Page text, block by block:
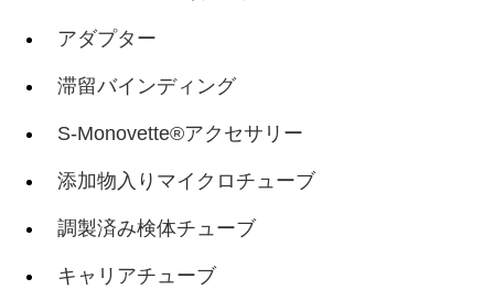
アダプター
滞留バインディング
S-Monovette®アクセサリー
添加物入りマイクロチューブ
調製済み検体チューブ
キャリアチューブ